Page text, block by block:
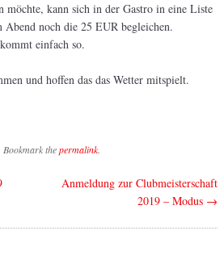
möchte, kann sich in der Gastro in eine Liste
Abend noch die 25 EUR begleichen.
einfach so.
und hoffen das das Wetter mitspielt.
Bookmark thepermalink.
Anmeldung zur Clubmeisterschaft
2019 – Modus →